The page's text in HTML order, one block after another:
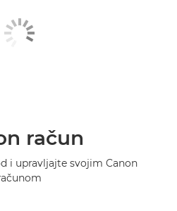
račun
i upravljajte svojim Canon